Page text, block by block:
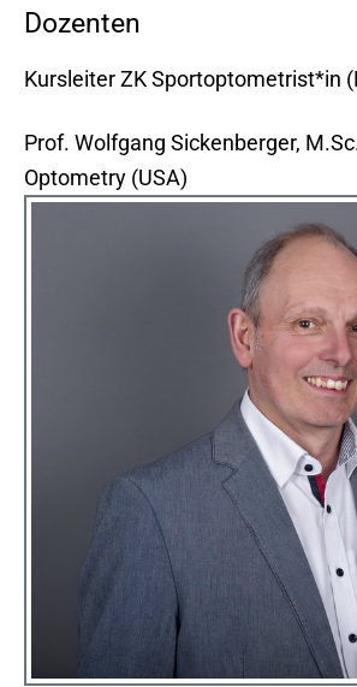
Dozenten
Kursleiter ZK Sportoptometrist*in
Prof. Wolfgang Sickenberger,
Optometry (USA)